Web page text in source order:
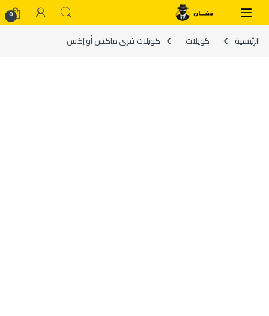
Skip to navigation
Skip to content
0
الرئيسية كويلات كويلات فري ماكس أو إكس